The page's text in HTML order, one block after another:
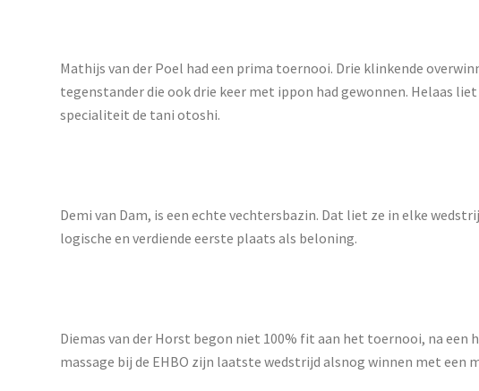
Mathijs van der Poel had een prima toernooi. Drie klinkende
tegenstander die ook drie keer met ippon had gewonnen. Helaas
specialiteit de tani otoshi.
Demi van Dam, is een echte vechtersbazin. Dat liet ze in elke
logische en verdiende eerste plaats als beloning.
Diemas van der Horst begon niet 100% fit aan het toernooi, na een
massage bij de EHBO zijn laatste wedstrijd alsnog winnen met een